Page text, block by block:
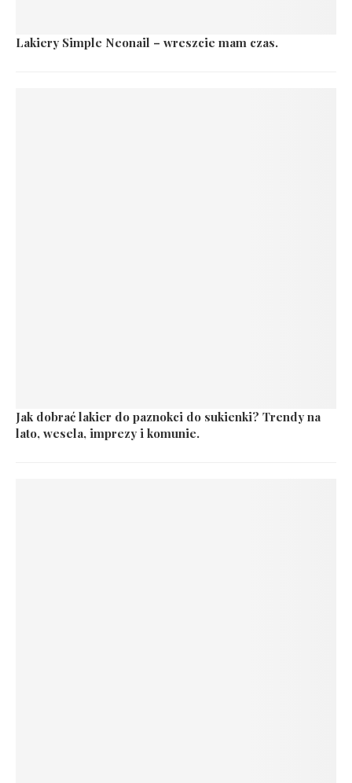
Lakiery Simple Neonail – wreszcie mam czas.
Jak dobrać lakier do paznokci do sukienki? Trendy na
lato, wesela, imprezy i komunie.